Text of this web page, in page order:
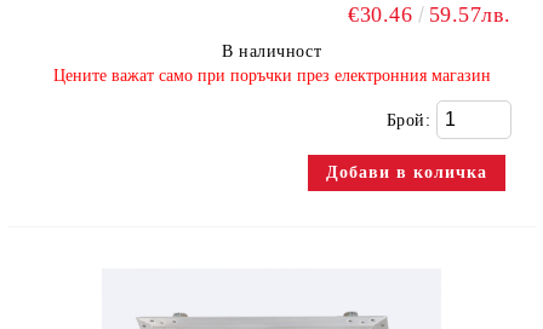
€30.46 59.57лв.
В наличност
​Цените важат само при поръчки през електронния магазин
Брой: